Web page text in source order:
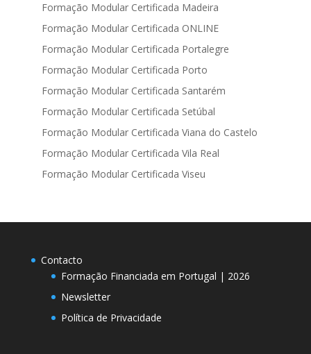
Formação Modular Certificada Madeira
Formação Modular Certificada ONLINE
Formação Modular Certificada Portalegre
Formação Modular Certificada Porto
Formação Modular Certificada Santarém
Formação Modular Certificada Setúbal
Formação Modular Certificada Viana do Castelo
Formação Modular Certificada Vila Real
Formação Modular Certificada Viseu
Contacto
Formação Financiada em Portugal | 2026
Newsletter
Política de Privacidade